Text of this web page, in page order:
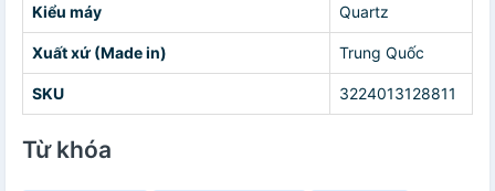
Kiểu máy Quartz
Xuất xứ (Made in) Trung Quốc
SKU 3224013128811
Từ khóa